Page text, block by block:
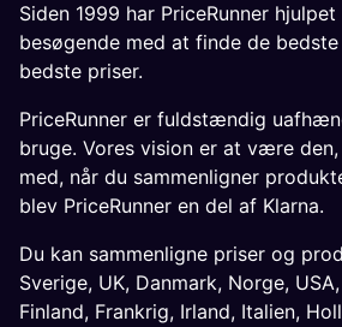
Siden 1999 har PriceRunner
besøgende med at finde de
bedste priser.
PriceRunner er fuldstændig
bruge. Vores vision er at være
med, når du sammenligner
blev PriceRunner en del af Klarna.
Du kan sammenligne priser og
Sverige, UK, Danmark, Norge, USA,
Finland, Frankrig, Irland, Italien,